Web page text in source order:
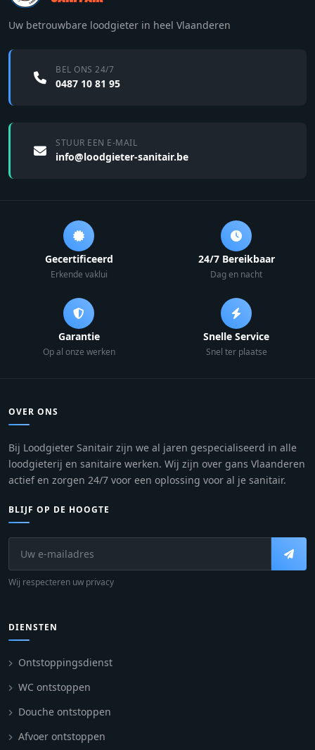
Uw betrouwbare loodgieter in heel Vlaanderen
BEL ONS 24/7
0487 10 81 95
STUUR EEN E-MAIL
info@loodgieter-sanitair.be
Gecertificeerd
Erkende vaklui
24/7 Bereikbaar
Dag en nacht
Garantie
Op al onze werken
Snelle Service
Snel ter plaatse
OVER ONS
Bij Loodgieter Sanitair zijn we al jaren gespecialiseerd in alle
loodgieterij en sanitaire werken. Wij zijn over gans Vlaanderen
actief en zorgen 24/7 voor een oplossing voor al je sanitair.
BLIJF OP DE HOOGTE
Wij respecteren uw privacy
DIENSTEN
Ontstoppingsdienst
WC ontstoppen
Douche ontstoppen
Afvoer ontstoppen